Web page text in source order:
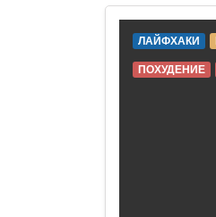
ЛАЙФХАКИ
ПОХУДЕНИЕ